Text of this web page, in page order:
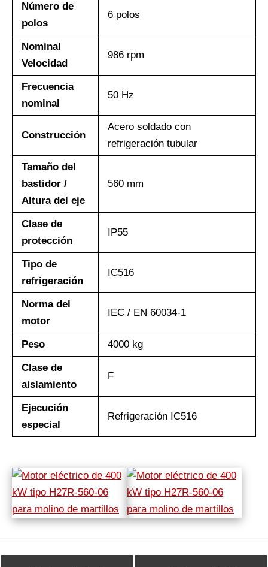
Número de
polos
6 polos
Nominal
Velocidad
986 rpm
Frecuencia
nominal
50 Hz
Construcción
Acero soldado con
refrigeración tubular
Tamaño del
bastidor /
Altura del eje
560 mm
Clase de
protección
IP55
Tipo de
refrigeración
IC516
Norma del
motor
IEC / EN 60034-1
Peso 4000 kg
Clase de
aislamiento
F
Ejecución
especial
Refrigeración IC516